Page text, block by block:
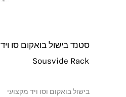
Sousvide Rack
בישול בואקום וסו ויד מקצועי